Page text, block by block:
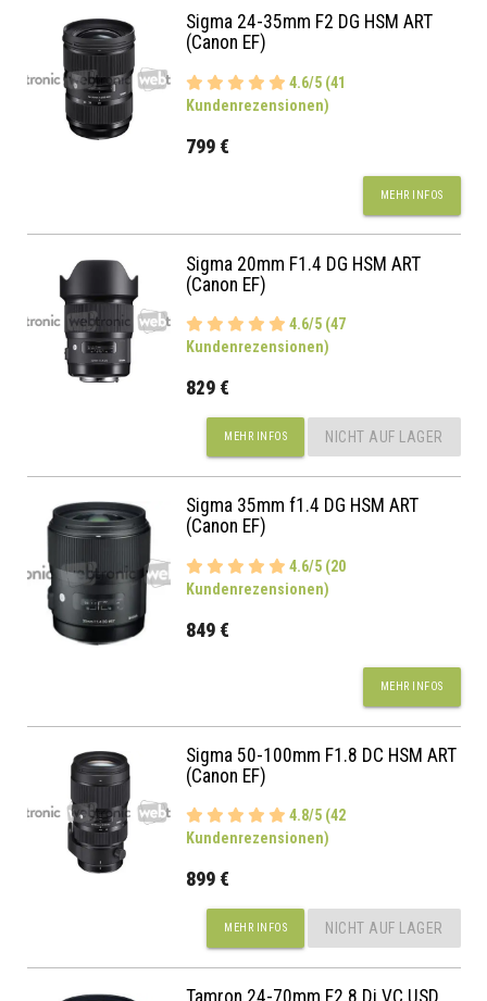
Sigma 24-35mm F2 DG HSM ART
(Canon EF)
4.6/5 (41
Kundenrezensionen)
799 €
MEHR INFOS
Sigma 20mm F1.4 DG HSM ART
(Canon EF)
4.6/5 (47
Kundenrezensionen)
829 €
MEHR INFOS NICHT AUF LAGER
Sigma 35mm f1.4 DG HSM ART
(Canon EF)
4.6/5 (20
Kundenrezensionen)
849 €
MEHR INFOS
Sigma 50-100mm F1.8 DC HSM ART
(Canon EF)
4.8/5 (42
Kundenrezensionen)
899 €
MEHR INFOS NICHT AUF LAGER